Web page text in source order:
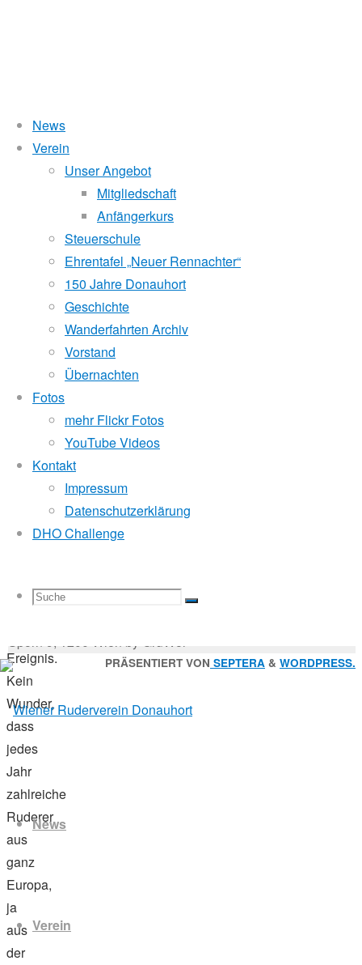
News
Verein
Unser Angebot
Mitgliedschaft
Anfängerkurs
Steuerschule
Ehrentafel „Neuer Rennachter“
150 Jahre Donauhort
Geschichte
Wanderfahrten Archiv
Vorstand
Übernachten
Fotos
mehr Flickr Fotos
YouTube Videos
Kontakt
Impressum
Datenschutzerklärung
DHO Challenge
Suche
Suchen
nach:
Suche
springenNews
Verein
Vogalonga
2001
Oktober
Wanderfahrt
wieder
Ereignis.
Kein
Wunder,
dass
jedes
Jahr
zahlreiche
Ruderer
aus
ganz
Europa,
ja
aus
der
Wasserstand Donau
Liegt der Wasserstand in Korneuburg (KORN)
beim Donauhort nicht gerudert.
Pegelstände (DoRIS)
Seichtstellen
Schleusenstatus
Windfinder Kuchelauer Hafen
Mitglied der
Godfrey Donauhort Club Kit
Sternfahrten Archiv
Ruderlinks-
Impressum-
nach:
Sporn 9, 1200 Wien by GruWol
PRÄSENTIERT VON SEPTERA & WORDPRESS.
Zurück
nach
oben